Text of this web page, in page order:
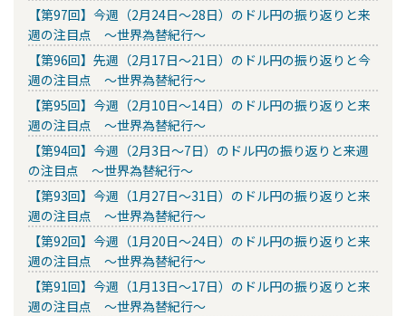
【第97回】今週（2月24日～28日）のドル円の振り返りと来
週の注目点 ～世界為替紀行～
【第96回】先週（2月17日～21日）のドル円の振り返りと今
週の注目点 ～世界為替紀行～
【第95回】今週（2月10日～14日）のドル円の振り返りと来
週の注目点 ～世界為替紀行～
【第94回】今週（2月3日～7日）のドル円の振り返りと来週
の注目点 ～世界為替紀行～
【第93回】今週（1月27日～31日）のドル円の振り返りと来
週の注目点 ～世界為替紀行～
【第92回】今週（1月20日～24日）のドル円の振り返りと来
週の注目点 ～世界為替紀行～
【第91回】今週（1月13日～17日）のドル円の振り返りと来
週の注目点 ～世界為替紀行～